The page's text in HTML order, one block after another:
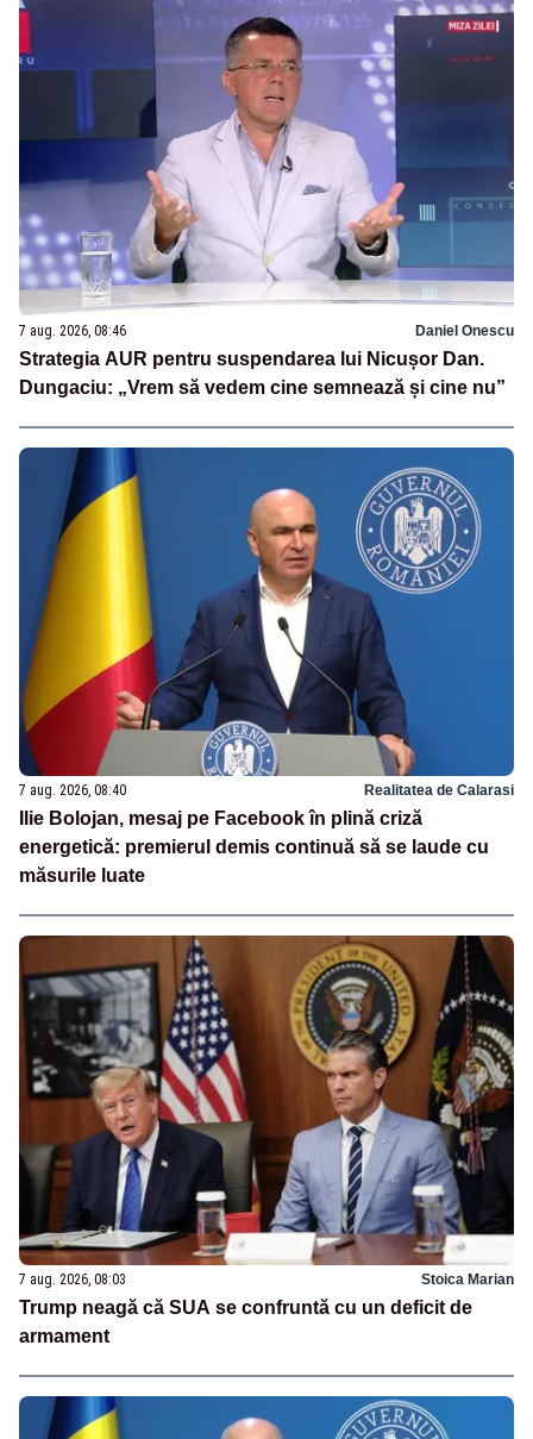
7 aug. 2026, 08:46 Daniel Onescu
Strategia AUR pentru suspendarea lui Nicușor Dan.
Dungaciu: „Vrem să vedem cine semnează și cine nu”
7 aug. 2026, 08:40 Realitatea de Calarasi
Ilie Bolojan, mesaj pe Facebook în plină criză
energetică: premierul demis continuă să se laude cu
măsurile luate
7 aug. 2026, 08:03 Stoica Marian
Trump neagă că SUA se confruntă cu un deficit de
armament